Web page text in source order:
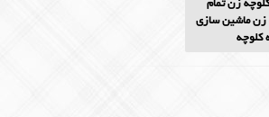
کلوچه زن تمام
زن ماشین سازی
کلوچه